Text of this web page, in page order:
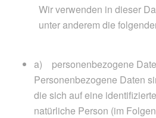
Wir verwenden in dieser
unter anderem die
a) personenbezogene
Personenbezogene Daten
die sich auf eine
natürliche Person (im